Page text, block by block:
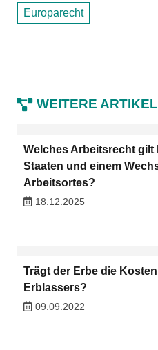
Europarecht
WEITERE ARTIKEL
Welches Arbeitsrecht gilt
Staaten und einem
Arbeitsortes?
18.12.2025
Trägt der Erbe die
Erblassers?
09.09.2022